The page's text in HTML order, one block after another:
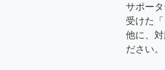
サポー
受けた
他に、
ださい。